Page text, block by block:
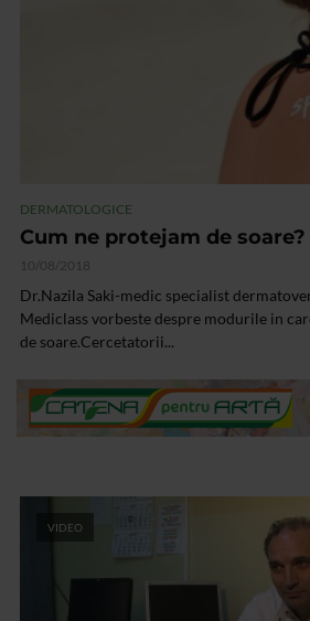
DERMATOLOGICE
Cum ne protejam de soare?
10/08/2018
Dr.Nazila Saki-medic specialist
Mediclass vorbeste despre modurile in
de soare.Cercetatorii...
VIDEO